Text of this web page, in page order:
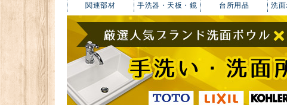
関連部材
手洗器・天板・鏡
台所用品
洗面